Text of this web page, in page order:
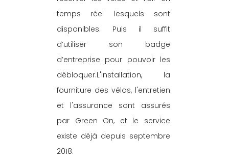
temps réel lesquels sont
disponibles. Puis il suffit
d’utiliser son badge
d’entreprise pour pouvoir les
débloquer.L'installation, la
fourniture des vélos, l'entretien
et l'assurance sont assurés
par Green On, et le service
existe déjà depuis septembre
2018.